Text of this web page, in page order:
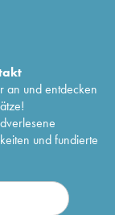
an und entdecken
und fundierte